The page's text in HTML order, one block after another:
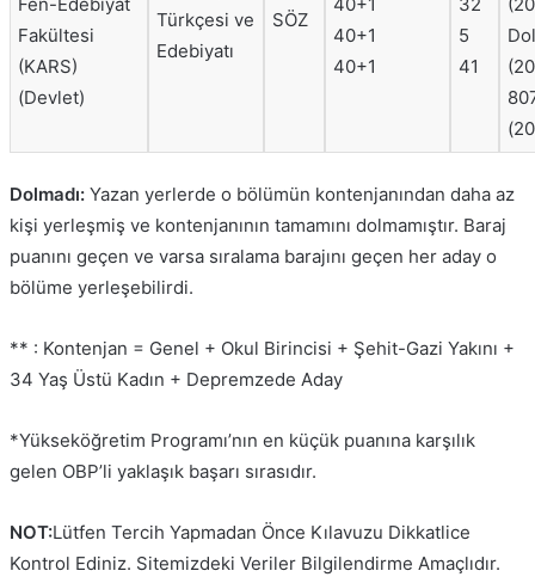
Fakültesi
(KARS)
(Devlet)
Türkçesi ve
Edebiyatı
SÖZ
40+1
40+1
5
41
Dolmadı:Yazan yerlerde o bölümün kontenjanından daha az
kişi yerleşmiş ve kontenjanının tamamını dolmamıştır. Baraj
puanını geçen ve varsa sıralama barajını geçen her aday o
bölüme yerleşebilirdi.
** : Kontenjan = Genel + Okul Birincisi + Şehit-Gazi Yakını +
34 Yaş Üstü Kadın + Depremzede Aday
*Yükseköğretim Programı’nın en küçük puanına karşılık
gelen OBP’li yaklaşık başarı sırasıdır.
NOT:Lütfen Tercih Yapmadan Önce Kılavuzu Dikkatlice
Kontrol Ediniz. Sitemizdeki Veriler Bilgilendirme Amaçlıdır.